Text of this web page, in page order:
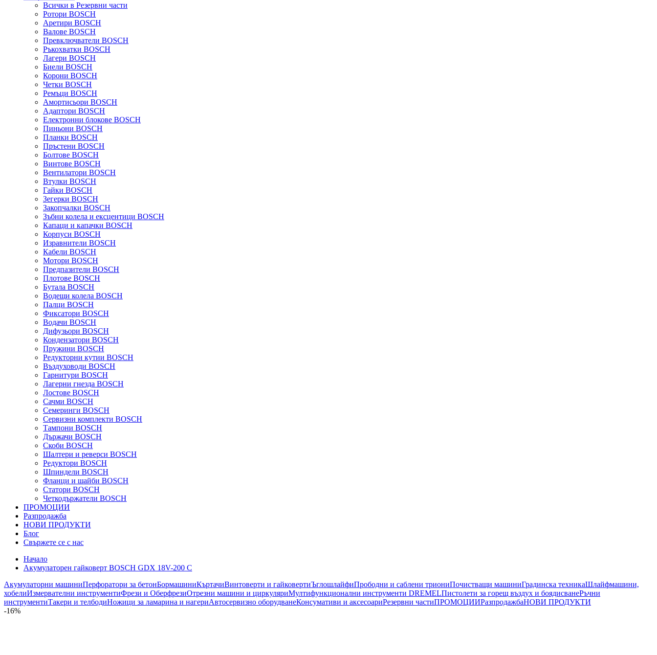
Всички в Резервни части
Ротори BOSCH
Аретири BOSCH
Валове BOSCH
Превключватели BOSCH
Ръкохватки BOSCH
Лагери BOSCH
Биели BOSCH
Корони BOSCH
Четки BOSCH
Ремъци BOSCH
Амортисьори BOSCH
Адаптори BOSCH
Електронни блокове BOSCH
Пиньони BOSCH
Планки BOSCH
Пръстени BOSCH
Болтове BOSCH
Винтове BOSCH
Вентилатори BOSCH
Втулки BOSCH
Гайки BOSCH
Зегерки BOSCH
Закопчалки BOSCH
Зъбни колела и ексцентици BOSCH
Капаци и капачки BOSCH
Корпуси BOSCH
Изравнители BOSCH
Кабели BOSCH
Мотори BOSCH
Предпазители BOSCH
Плотове BOSCH
Бутала BOSCH
Водещи колела BOSCH
Палци BOSCH
Фиксатори BOSCH
Водачи BOSCH
Дифузьори BOSCH
Кондензатори BOSCH
Пружини BOSCH
Редукторни кутии BOSCH
Въздуховоди BOSCH
Гарнитури BOSCH
Лагерни гнезда BOSCH
Лостове BOSCH
Сачми BOSCH
Семеринги BOSCH
Сервизни комплекти BOSCH
Тампони BOSCH
Държачи BOSCH
Скоби BOSCH
Шалтери и реверси BOSCH
Редуктори BOSCH
Шпиндели BOSCH
Фланци и шайби BOSCH
Статори BOSCH
Четкодържатели BOSCH
ПРОМОЦИИ
Разпродажба
НОВИ ПРОДУКТИ
Блог
Свържете се с нас
Начало
Акумулаторен гайковерт BOSCH GDX 18V-200 C
Акумулаторни машиниПерфоратори за бетонБормашиниКъртачиВинтоверти и гайковертиЪглошлайфиПрободни и саблени триониПочистващи машиниГрадинска техникаШлайфмашини,
хобелиИзмервателни инструментиФрези и ОберфрезиОтрезни машини и циркуляриМултифункционални инструменти DREMELПистолети за горещ въздух и боядисванеРъчни
инструментиТакери и телбодиНожици за ламарина и нагериАвтосервизно оборудванеКонсумативи и аксесоариРезервни частиПРОМОЦИИРазпродажбаНОВИ ПРОДУКТИ
-16%